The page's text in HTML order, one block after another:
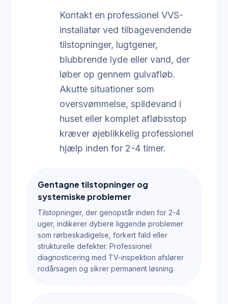
Kontakt en professionel VVS-
installatør ved tilbagevendende
tilstopninger, lugtgener,
blubbrende lyde eller vand, der
løber op gennem gulvafløb.
Akutte situationer som
oversvømmelse, spildevand i
huset eller komplet afløbsstop
kræver øjeblikkelig professionel
hjælp inden for 2-4 timer.
Gentagne tilstopninger og
systemiske problemer
Tilstopninger, der genopstår inden for 2-4
uger, indikerer dybere liggende problemer
som rørbeskadigelse, forkert fald eller
strukturelle defekter. Professionel
diagnosticering med TV-inspektion afslører
rodårsagen og sikrer permanent løsning.